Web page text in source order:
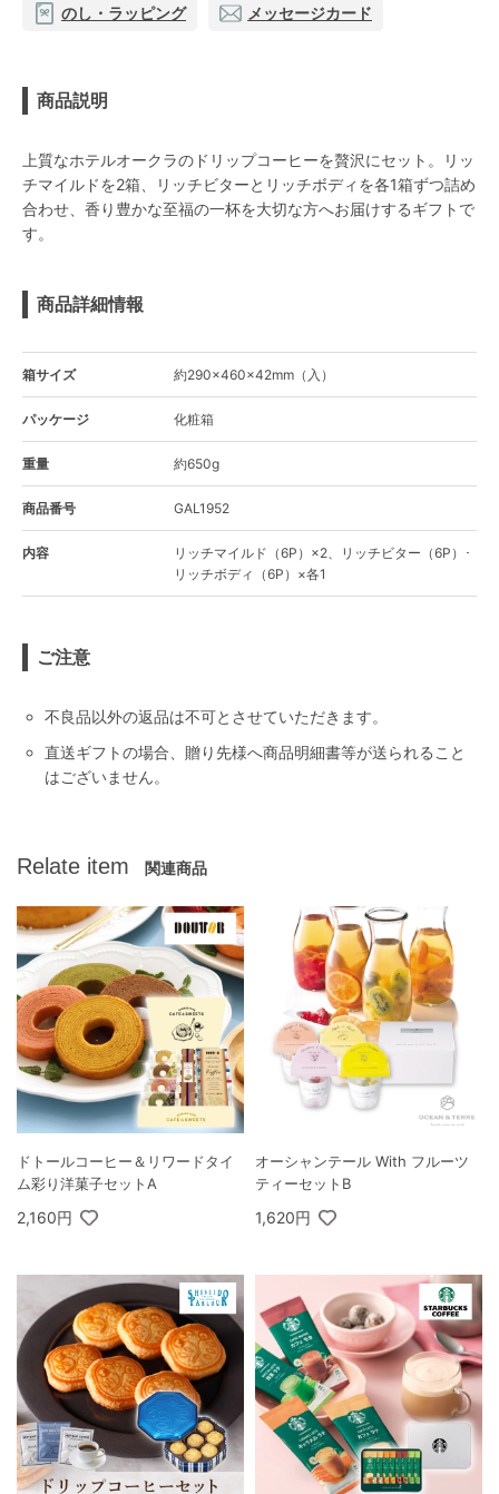
のし・ラッピング メッセージカード
商品説明
上質なホテルオークラのドリップコーヒーを贅沢にセット。リッ
チマイルドを2箱、リッチビターとリッチボディを各1箱ずつ詰め
合わせ、香り豊かな至福の一杯を大切な方へお届けするギフトで
す。
商品詳細情報
箱サイズ 約290×460×42mm（入）
パッケージ 化粧箱
重量 約650g
商品番号 GAL1952
内容
リッチマイルド（6P）×2、リッチビター（6P）･
リッチボディ（6P）×各1
ご注意
不良品以外の返品は不可とさせていただきます。
直送ギフトの場合、贈り先様へ商品明細書等が送られること
はございません。
Relate item 関連商品
ドトールコーヒー＆リワードタイ
ム彩り洋菓子セットA
2,160円
オーシャンテール With フルーツ
ティーセットB
1,620円